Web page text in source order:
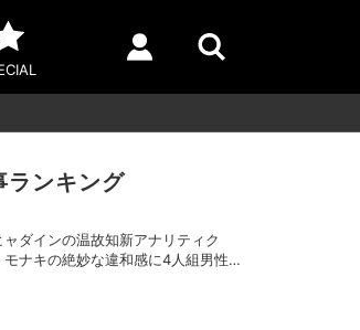
ランキング
ャダインの温故知新アナリティク
モナキの絶妙な違和感に4人組男性グ